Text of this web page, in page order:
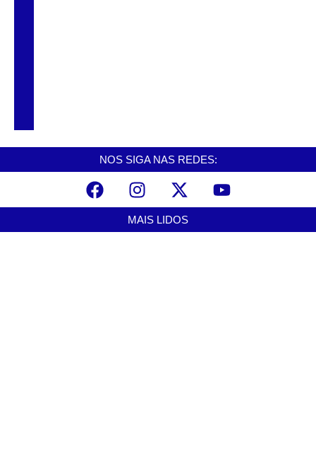
NOS SIGA NAS REDES:
MAIS LIDOS